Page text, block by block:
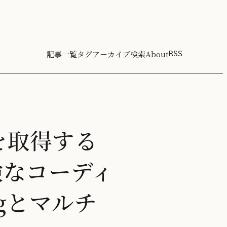
記事一覧タグアーカイブ検索AboutRSS
得する
コーディ
マルチ